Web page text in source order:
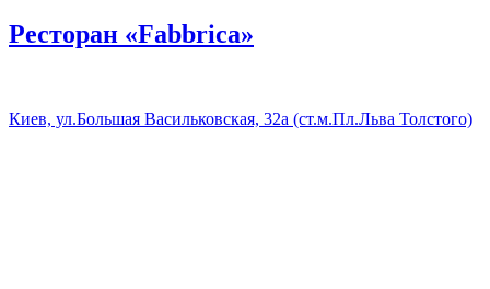
Ресторан «Fabbrica»
Киев, ул.Большая Васильковская, 32а (ст.м.Пл.Льва Толстого)